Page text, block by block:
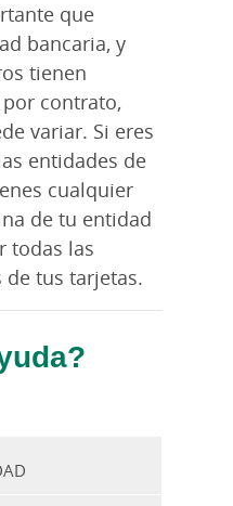
que
bancaria, y
tienen
contrato,
variar. Si eres
entidades de
cualquier
de tu entidad
todas las
tus tarjetas.